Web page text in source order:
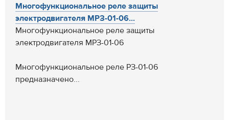
Многофункциональное реле защиты
электродвигателя МРЗ-01-06...
Многофункциональное реле защиты
электродвигателя МРЗ-01-06
Многофункциональное реле РЗ-01-06
предназначено...